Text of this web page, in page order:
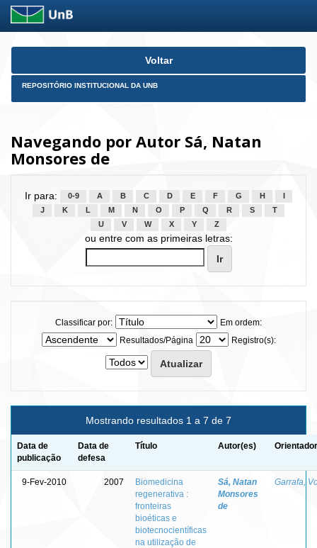
Skip
Voltar
REPOSITÓRIO INSTITUCIONAL DA UNB
Navegando por Autor Sá, Natan
Monsores de
Ir para: 0-9 A B C D E F G H
J
K L M N O P Q R S
T
U
V W X Y Z
ou entre com as primeiras letras:
Classificar por:
Em ordem:
Resultados/Página
Registro(s):
Mostrando resultados 1 a 7 de 7
Data de
publicação
Data de
defesa
Título Autor(es)
9-Fev-2010 2007
Biomedicina
regenerativa :
fronteiras
bioéticas e
biotecnocientíficas
na utilização de
Sá, Natan
Monsores
de
Garrafa,